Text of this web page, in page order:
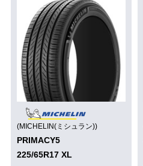
(MICHELIN(ミシュラン))
PRIMACY5
225/65R17 XL